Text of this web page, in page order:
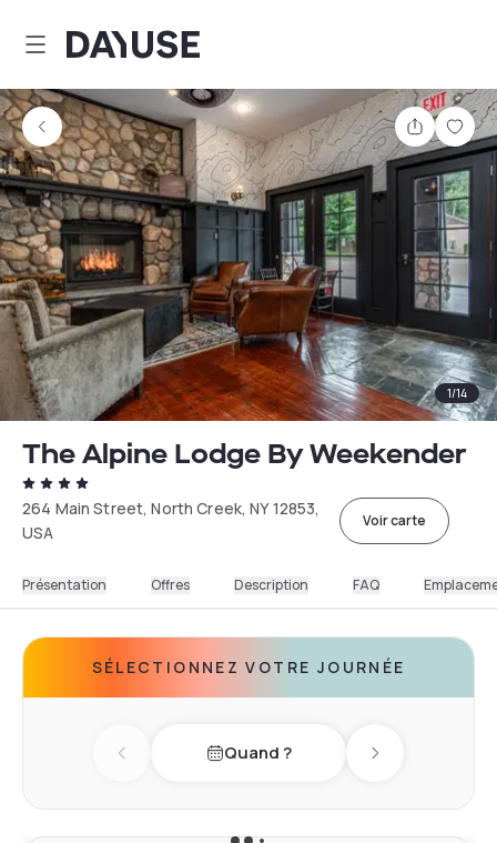
Dayuse
Partager
1/14
The Alpine Lodge By Weekender
264 Main Street, North Creek, NY 12853,
USA
Voir carte
Présentation Offres Description FAQ
SÉLECTIONNEZ VOTRE JOURNÉE
Previous dayQuand ? Next day